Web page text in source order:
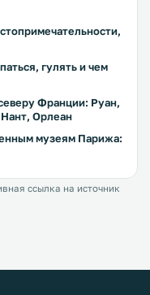
гулять и чем
Франции: Руан,
Орлеан
музеям Парижа:
ссылка на источник